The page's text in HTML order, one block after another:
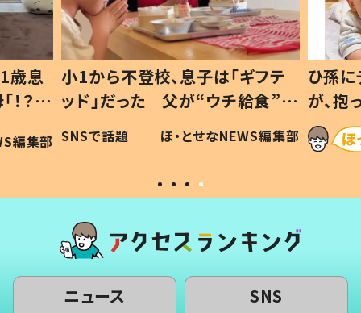
歳息
？」
編集部
小1から不登校、息子は「ギフテ
ッド」だった 父が“ウチ給食”を
作り続ける理由とは #令和の親
#令和の子
SNSで話題 ほ・とせなNEWS編集部
ひ孫
が、
「涙が
い」
ニュース SNS